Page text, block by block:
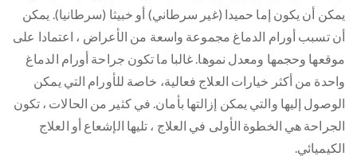
يمكن أن يكون إما حميدا (غير سرطاني) أو خبيثا (سرطانيا). يمكن
أن تسبب أورام الدماغ مجموعة واسعة من الأعراض ، اعتمادا على
موقعها وحجمها ومعدل نموها. غالبا ما تكون جراحة أورام الدماغ
واحدة من أكثر خيارات العلاج فعالية، خاصة للأورام التي يمكن
الوصول إليها والتي يمكن إزالتها بأمان. في كثير من الحالات ، تكون
الجراحة هي الخطوة الأولى في العلاج ، تليها الإشعاع أو العلاج
الكيميائي.